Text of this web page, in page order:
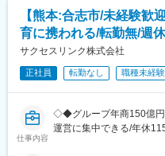
■当社の魅力：
・九州No.１の実績：確
りこれまでの高い合格実
面談の実施によりサービ
びや定着率も高いです。
・経営戦略：当社は市場
の売上は146億円と全国
や学習における診断シス
■扱うサービス
当社独自の個別指導メソ
設計、保護者面談など幅
■組織構成
20代を中心に幅広い世代
る方も多い環境です。さ
協力し合い、教室運営を
■業務の魅力
【熊本:合志市/未経験歓
育に携われる/転勤無/週
サクセスリンク株式会社
正社員 転勤なし 職種未経
仕事内容
◇◆グループ年商150億円
運営に集中できる/年休